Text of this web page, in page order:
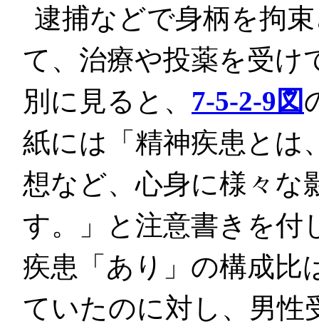
逮捕などで身柄を拘
て、治療や投薬を受け
別に見ると、 7-5-2-9図
紙には「精神疾患とは
想など、心身に様々な
す。」と注意書きを付
疾患「あり」の構成比
ていたのに対し、男性